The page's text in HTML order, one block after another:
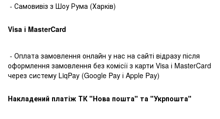
- Самовивіз з Шоу Рума (Харків)
Visa і MasterCard
- Оплата замовлення онлайн у нас на сайті відразу після
оформлення замовлення без комісії з карти Visa і MasterCard
через систему LiqPay (Google Pay і Apple Pay)
Накладений платіж ТК "Нова пошта" та "Укрпошта"